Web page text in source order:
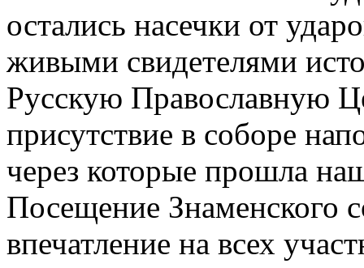
остались насечки от
живыми свидетелями
Русскую Православную
присутствие в соборе
через которые прошла
Посещение Знаменского
впечатление на всех